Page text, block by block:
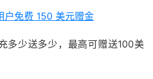
户免费 150 美元赠金
充多少送多少，最高可赠送100美